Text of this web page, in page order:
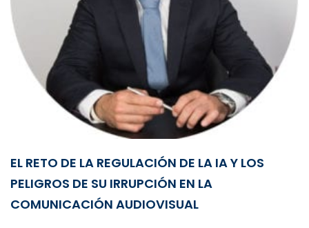
EL RETO DE LA REGULACIÓN DE LA IA Y LOS
PELIGROS DE SU IRRUPCIÓN EN LA
COMUNICACIÓN AUDIOVISUAL